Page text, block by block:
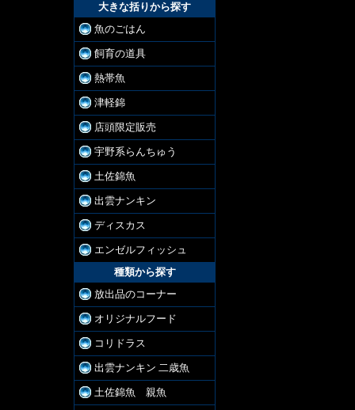
大きな括りから探す
魚のごはん
飼育の道具
熱帯魚
津軽錦
店頭限定販売
宇野系らんちゅう
土佐錦魚
出雲ナンキン
ディスカス
エンゼルフィッシュ
種類から探す
放出品のコーナー
オリジナルフード
コリドラス
出雲ナンキン 二歳魚
土佐錦魚 親魚